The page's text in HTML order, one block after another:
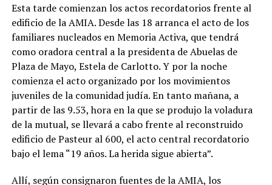
Esta tarde comienzan los actos recordatorios frente al
edificio de la AMIA. Desde las 18 arranca el acto de los
familiares nucleados en Memoria Activa, que tendrá
como oradora central a la presidenta de Abuelas de
Plaza de Mayo, Estela de Carlotto. Y por la noche
comienza el acto organizado por los movimientos
juveniles de la comunidad judía. En tanto mañana, a
partir de las 9.53, hora en la que se produjo la voladura
de la mutual, se llevará a cabo frente al reconstruido
edificio de Pasteur al 600, el acto central recordatorio
bajo el lema “19 años. La herida sigue abierta”.
Allí, según consignaron fuentes de la AMIA, los